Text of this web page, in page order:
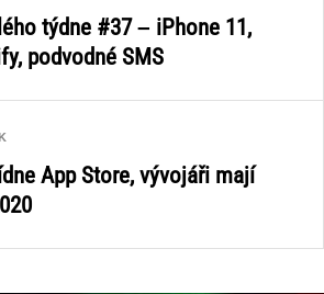
týdne #37 – iPhone 11,
podvodné SMS
App Store, vývojáři mají